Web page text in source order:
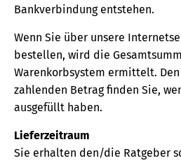
Bankverbindung entstehen.
Wenn Sie über unsere
bestellen, wird die
Warenkorbsystem ermittelt. Den
zahlenden Betrag finden Sie,
ausgefüllt haben.
Lieferzeitraum
Sie erhalten den/die Ratgeber